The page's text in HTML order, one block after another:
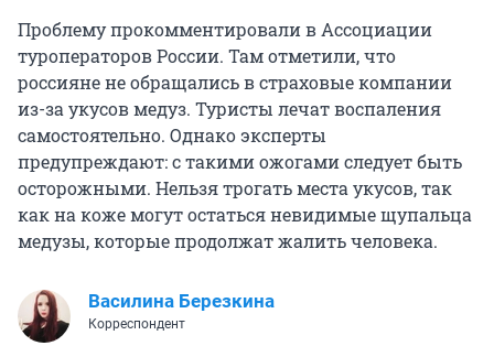
Проблему прокомментировали в Ассоциации
туроператоров России. Там отметили, что
россияне не обращались в страховые компании
из-за укусов медуз. Туристы лечат воспаления
самостоятельно. Однако эксперты
предупреждают: с такими ожогами следует быть
осторожными. Нельзя трогать места укусов, так
как на коже могут остаться невидимые щупальца
медузы, которые продолжат жалить человека.
Василина Березкина
Корреспондент